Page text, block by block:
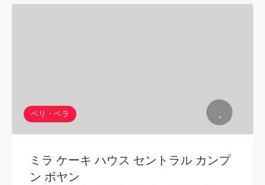
ベリ・ベラ
ミラ ケーキ ハウス セントラル カンプ
ン ボヤン